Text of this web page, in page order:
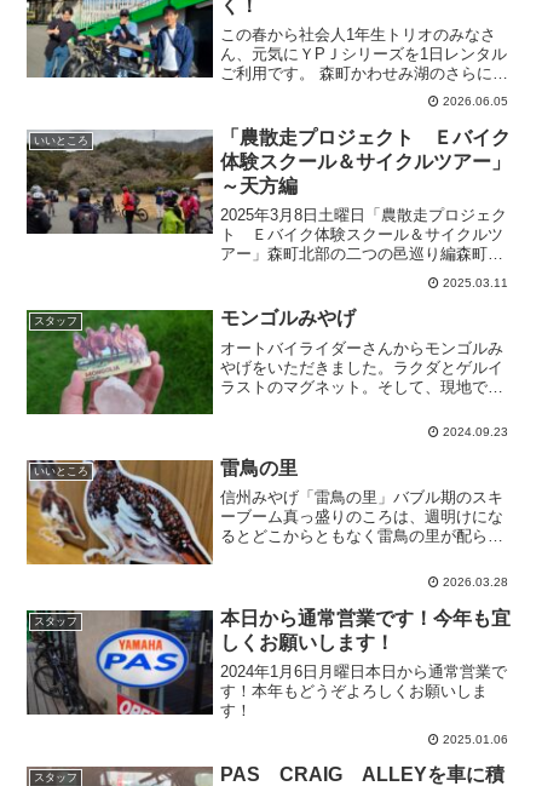
く！
この春から社会人1年生トリオのみなさ
ん、元気にＹPＪシリーズを1日レンタル
ご利用です。 森町かわせみ湖のさらに上
流の「ミリオンペタルバイクパーク」
（横を通ったそうです。）近くの「エミ
ュー牧場」まで行ってきたそうです。 ち
ょうど「ぷぶふの日」...
2026.06.05
いいところ
「農散走プロジェクト Ｅバイク
体験スクール＆サイクルツアー」
～天方編
2025年3月8日土曜日「農散走プロジェク
ト Ｅバイク体験スクール＆サイクルツ
アー」森町北部の二つの邑巡り編森町市
街地を後にして、向かうは北部の天方方
面。アクティ森を過ぎて、鍛冶島地区の
栗之島へ。見事な一本桜が有名です。古
くは「吉川紙」とい...
2025.03.11
スタッフ モンゴルみやげ
オートバイライダーさんからモンゴルみ
やげをいただきました。ラクダとゲルイ
ラストのマグネット。そして、現地でと
年近く前にモンゴルラリーに出場したと
て頂いたそうです。なん...
2024.09.23
いいところ 雷鳥の里
信州みやげ「雷鳥の里」バブル期のスキ
ーブーム真っ盛りのころは、週明けにな
るとどこからともなく雷鳥の里が配られ
の切り抜きをひそかに集めております。
2026.03.28
スタッフ
本日から通常営業です！今年も宜
しくお願いします！
2024年1月6日月曜日本日から通常営業で
す！本年もどうぞよろしくお願いしま
す！
2025.01.06
スタッフ
PAS CRAIG ALLEYを車に積